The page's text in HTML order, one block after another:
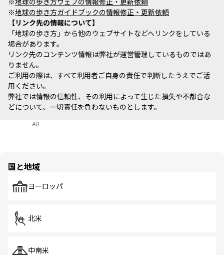
※地球の歩き方ガイドブックの情報修正・更新依頼
リンク先の情報について
「地球の歩き方」から他のウェブサイトなどへリンクをしている
場合があります。
リンク先のコンテンツ情報は弊社が運営管理しているものではあ
りません。
ご利用の際は、すべて利用者ご自身の責任で判断したうえでご活
用ください。
弊社では情報の信頼性、その利用によって生じた損失や不都合な
どについて、一切責任を負わないものとします。
AD
国と地域
ヨーロッパ
北米
中南米